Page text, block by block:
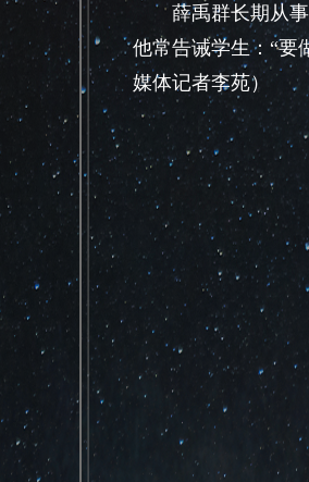
薛禹群长期从事
他常告诫学生：“要
媒体记者李苑）